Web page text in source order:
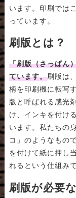
います。印刷では
っています。
刷版とは？
「刷版（さっぱん
ています。刷版は
柄を印刷機に転写
版と呼ばれる感光
け、インキを付け
います。私たちの
コ」のようなもの
を付けて紙に押し
れるという仕組みで
刷版が必要